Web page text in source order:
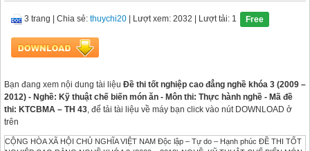
3 trang Chia sẻ: thuychi20 | Lượt xem: 2032 | Lượt tải: 1 Free
Bạn đang xem nội dung tài liệu Đề thi tốt nghiệp cao đẳng nghề khóa 3 (2009 –
2012) - Nghề: Kỹ thuật chế biến món ăn - Môn thi: Thực hành nghề - Mã đề
thi: KTCBMA – TH 43, để tải tài liệu về máy bạn click vào nút DOWNLOAD ở
trên
CỘNG HÒA XÃ HỘI CHỦ NGHĨA VIỆT NAM Độc lập – Tự do – Hạnh phúc ĐỀ THI TỐT